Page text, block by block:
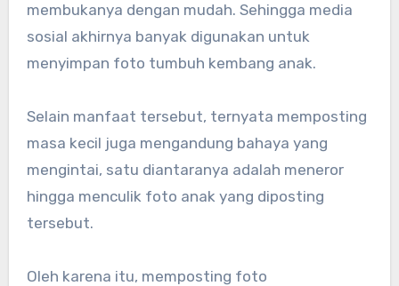
membukanya dengan mudah. Sehingga media
sosial akhirnya banyak digunakan untuk
menyimpan foto tumbuh kembang anak.
Selain manfaat tersebut, ternyata memposting
masa kecil juga mengandung bahaya yang
mengintai, satu diantaranya adalah meneror
hingga menculik foto anak yang diposting
tersebut.
Oleh karena itu, memposting foto